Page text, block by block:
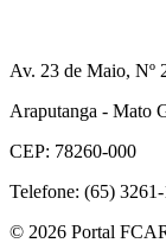
Av. 23 de Maio, Nº
Araputanga - Mato
CEP: 78260-000
Telefone: (65)
© 2026 Portal